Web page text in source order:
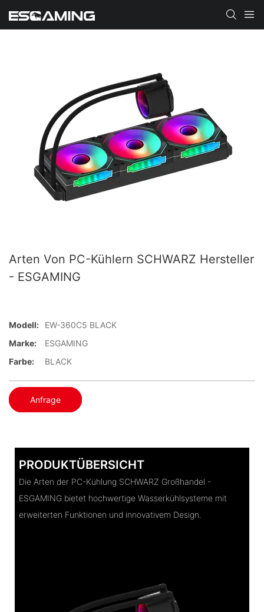
Arten Von PC-Kühlern SCHWARZ Hersteller
- ESGAMING
Modell:
EW-360C5 BLACK
Marke:
ESGAMING
Farbe:
BLACK
Anfrage
PRODUKTÜBERSICHT
Die Arten der PC-Kühlung SCHWARZ Großhandel -
ESGAMING bietet hochwertige Wasserkühlsysteme mit
erweiterten Funktionen und innovativem Design.